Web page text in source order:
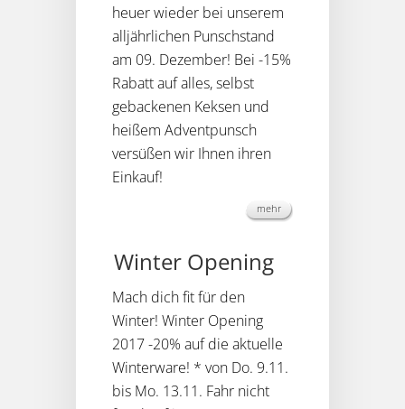
heuer wieder bei unserem
alljährlichen Punschstand
am 09. Dezember! Bei -15%
Rabatt auf alles, selbst
gebackenen Keksen und
heißem Adventpunsch
versüßen wir Ihnen ihren
Einkauf!
mehr
Winter Opening
Mach dich fit für den
Winter! Winter Opening
2017 -20% auf die aktuelle
Winterware! * von Do. 9.11.
bis Mo. 13.11. Fahr nicht